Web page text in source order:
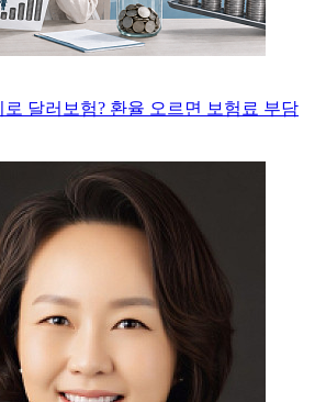
로 달러보험? 환율 오르면 보험료 부담